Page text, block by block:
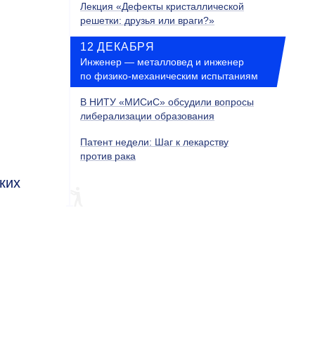
Лекция «Дефекты кристаллической
решетки: друзья или враги?»
12 ДЕКАБРЯ
Инженер — металловед и инженер
по физико-механическим испытаниям
В НИТУ «МИСиС» обсудили вопросы
либерализации образования
Патент недели: Шаг к лекарству
против рака